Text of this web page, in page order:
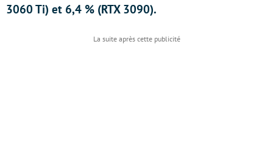
3060 Ti) et 6,4 % (RTX 3090).